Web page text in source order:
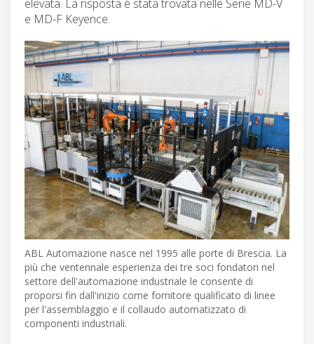
elevata. La risposta è stata trovata nelle Serie MD-V
e MD-F Keyence.
ABL Automazione nasce nel 1995 alle porte di Brescia. La
più che ventennale esperienza dei tre soci fondatori nel
settore dell'automazione industriale le consente di
proporsi fin dall'inizio come fornitore qualificato di linee
per l'assemblaggio e il collaudo automatizzato di
componenti industriali.